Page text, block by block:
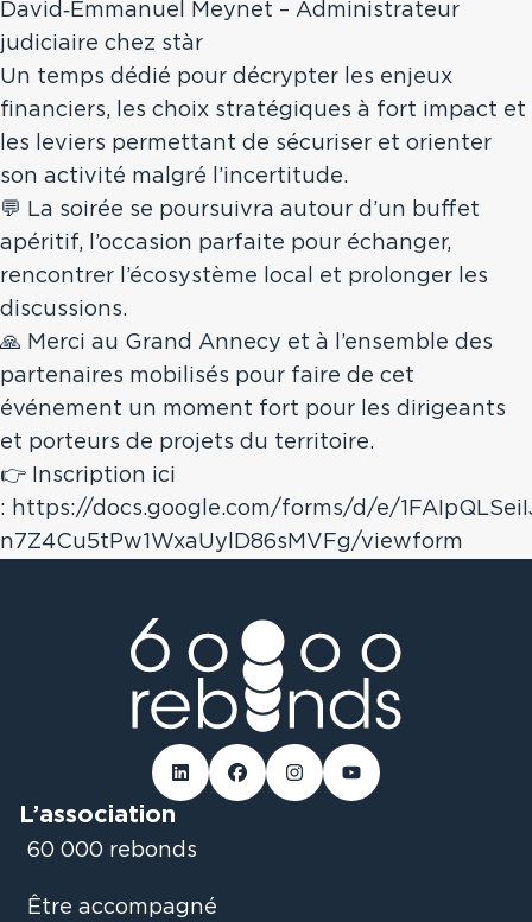
David‑Emmanuel Meynet – Administrateur
judiciaire chez stàr
Un temps dédié pour décrypter les enjeux
financiers, les choix stratégiques à fort impact et
les leviers permettant de sécuriser et orienter
son activité malgré l’incertitude.
💬 La soirée se poursuivra autour d’un buffet
apéritif, l’occasion parfaite pour échanger,
rencontrer l’écosystème local et prolonger les
discussions.
🙏 Merci au Grand Annecy et à l’ensemble des
partenaires mobilisés pour faire de cet
événement un moment fort pour les dirigeants
et porteurs de projets du territoire.
👉 Inscription ici
: https://docs.google.com/forms/d/e/
n7Z4Cu5tPw1WxaUylD86sMVFg/viewform
Linked-inFacebookInstagramYoutube
L’association
60 000 rebonds
Être accompagné